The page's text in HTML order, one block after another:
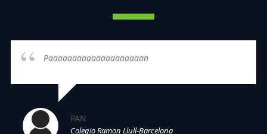
Paaaaaaaaaaaaaaaaaaaan
PAN
Colegio Ramon Llull-Barcelona